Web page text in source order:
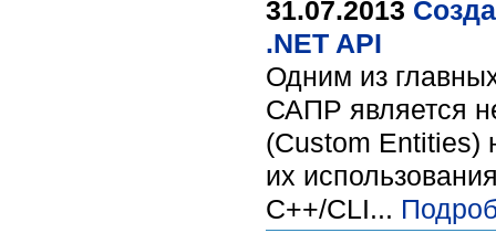
31.07.2013
.NET API
Одним из
САПР является
(Custom Entities)
их
C++/CLI...